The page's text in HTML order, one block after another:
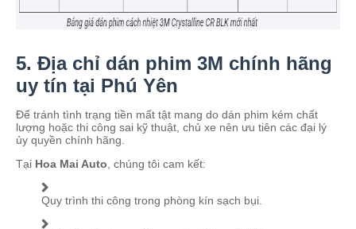
5. Địa chỉ dán phim 3M chính hãng
uy tín tại Phú Yên
Để tránh tình trạng tiền mất tật mang do dán phim kém chất
lượng hoặc thi công sai kỹ thuật, chủ xe nên ưu tiên các đại lý
ủy quyền chính hãng.
Tại Hoa Mai Auto , chúng tôi cam kết:
Quy trình thi công trong phòng kín sạch bụi.